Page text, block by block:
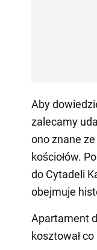
Aby
zalecamy
ono znane
kościołów.
do Cytadeli
obejmuje
Apartament
kosztował